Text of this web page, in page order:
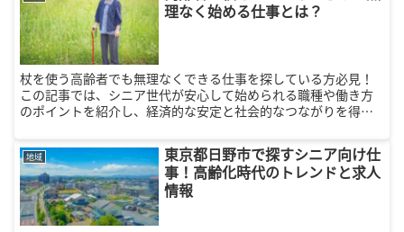
理なく始める仕事とは？
杖を使う高齢者でも無理なくできる仕事を探している方必見！
この記事では、シニア世代が安心して始められる職種や働き方
のポイントを紹介し、経済的な安定と社会的なつながりを得る
地域
東京都日野市で探すシニア向け仕
事！高齢化時代のトレンドと求人
情報